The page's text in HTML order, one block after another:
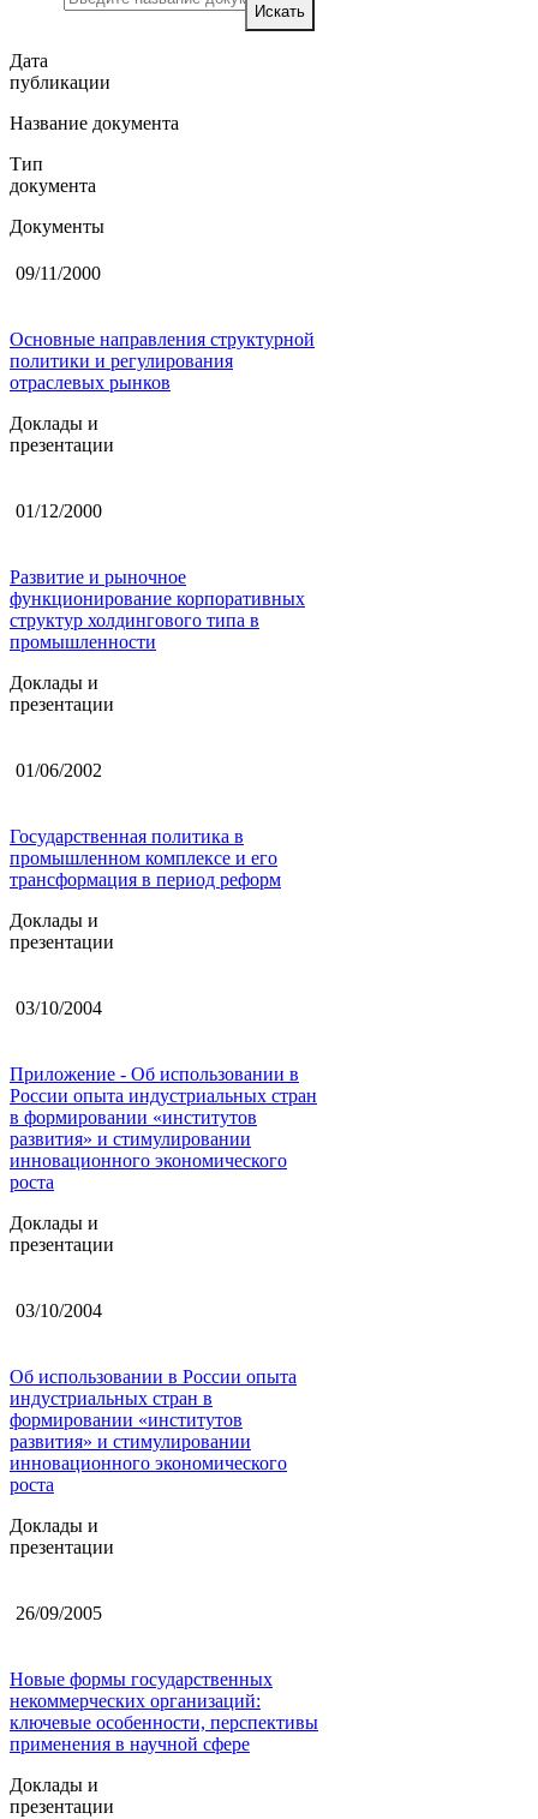
Искать
Дата
публикации
Название документа
Тип
документа
Документы
09/11/2000
Основные направления структурной
политики и регулирования
отраслевых рынков
Доклады и
презентации
01/12/2000
Развитие и рыночное
функционирование корпоративных
структур холдингового типа в
промышленности
Доклады и
презентации
01/06/2002
Государственная политика в
промышленном комплексе и его
трансформация в период реформ
Доклады и
презентации
03/10/2004
Приложение - Об использовании в
России опыта индустриальных стран
в формировании «институтов
развития» и стимулировании
инновационного экономического
роста
Доклады и
презентации
03/10/2004
Об использовании в России опыта
индустриальных стран в
формировании «институтов
развития» и стимулировании
инновационного экономического
роста
Доклады и
презентации
26/09/2005
Новые формы государственных
некоммерческих организаций:
ключевые особенности, перспективы
применения в научной сфере
Доклады и
презентации